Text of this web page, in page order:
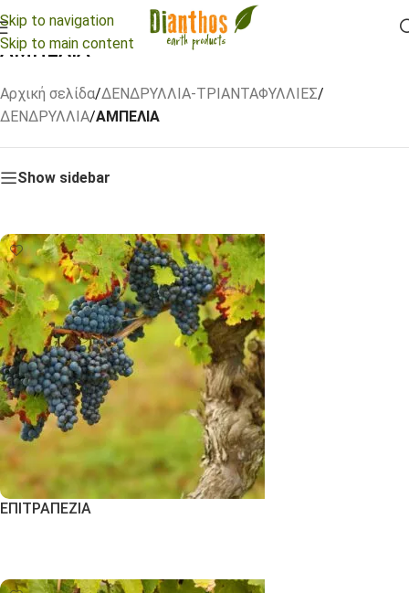
Skip to navigation
Skip to main content
ΑΜΠΕΛΙΑ
Αρχική σελίδα/ΔΕΝΔΡΥΛΛΙΑ-ΤΡΙΑΝΤΑΦΥΛΛΙΕΣ/
ΔΕΝΔΡΥΛΛΙΑ/ΑΜΠΕΛΙΑ
Show sidebar
ΕΠΙΤΡΑΠΕΖΙΑ